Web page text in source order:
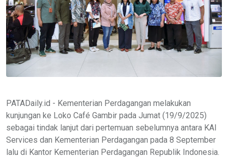
PATADaily.id - Kementerian Perdagangan melakukan
kunjungan ke Loko Café Gambir pada Jumat (19/9/2025)
sebagai tindak lanjut dari pertemuan sebelumnya antara KAI
Services dan Kementerian Perdagangan pada 8 September
lalu di Kantor Kementerian Perdagangan Republik Indonesia.